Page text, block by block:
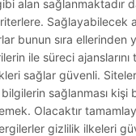
alan sağlanmaktadır
Sağlayabilecek
bunun sıra ellerinden
ile süreci ajanslarını
sağlar güvenli.
sağlanması kişi
Olacaktır
gizlilik ilkeleri